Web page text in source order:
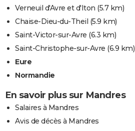
Verneuil d'Avre et d'Iton (5.7 km)
Chaise-Dieu-du-Theil (5.9 km)
Saint-Victor-sur-Avre (6.3 km)
Saint-Christophe-sur-Avre (6.9 km)
Eure
Normandie
En savoir plus sur Mandres
Salaires à Mandres
Avis de décès à Mandres